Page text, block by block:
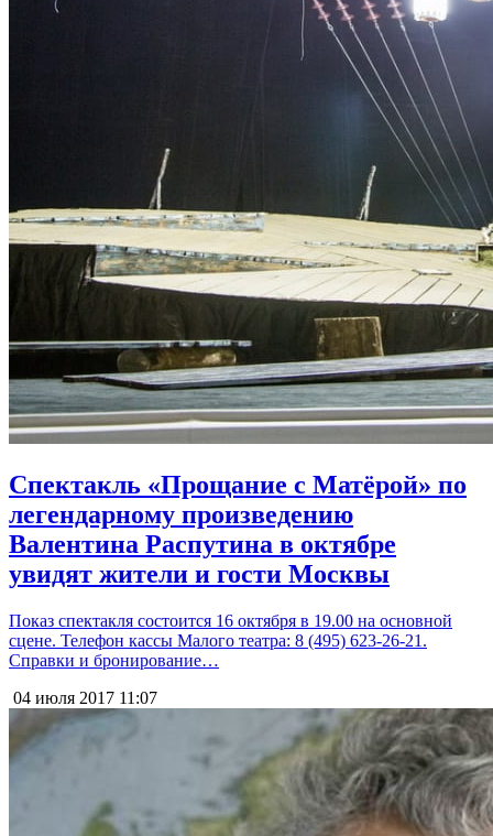
Спектакль «Прощание с Матёрой» по
легендарному произведению
Валентина Распутина в октябре
увидят жители и гости Москвы
Показ спектакля состоится 16 октября в 19.00 на основной
сцене. Телефон кассы Малого театра: 8 (495) 623-26-21.
Справки и бронирование…
04 июля 2017 11:07